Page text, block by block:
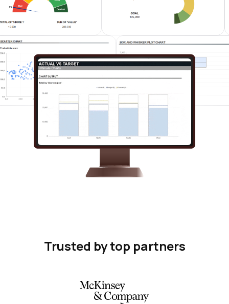
Trusted by top partners